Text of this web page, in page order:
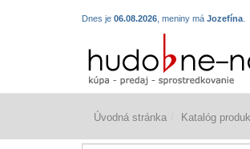
Dnes je 06.08.2026 , meniny má Jozefína
Úvodná stránka Katalóg